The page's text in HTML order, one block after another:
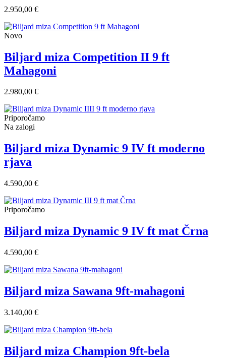
2.950,00 €
Novo
Biljard miza Competition II 9 ft
Mahagoni
2.980,00 €
Priporočamo
Na zalogi
Biljard miza Dynamic 9 IV ft moderno
rjava
4.590,00 €
Priporočamo
Biljard miza Dynamic 9 IV ft mat Črna
4.590,00 €
Biljard miza Sawana 9ft-mahagoni
3.140,00 €
Biljard miza Champion 9ft-bela